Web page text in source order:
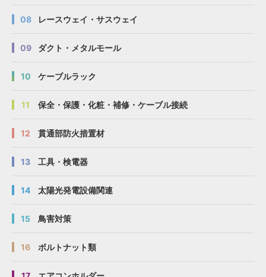
08 レースウェイ・サスウェイ
09 ダクト・メタルモール
10 ケーブルラック
11 保全・保護・化粧・補修・ケーブル接続
12 貫通部防火措置材
13 工具・検電器
14 太陽光発電設備関連
15 鳥害対策
16 ボルトナット類